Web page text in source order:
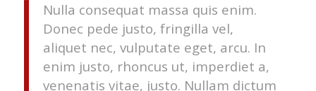
Nulla consequat massa quis enim.
Donec pede justo, fringilla vel,
aliquet nec, vulputate eget, arcu. In
enim justo, rhoncus ut, imperdiet a,
venenatis vitae, justo. Nullam dictum